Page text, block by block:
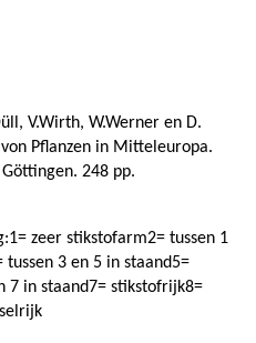
V.Wirth, W.Werner en D.
Pflanzen in Mitteleuropa.
248 pp.
zeer stikstofarm2= tussen 1
3 en 5 in staand5=
7 in staand7= stikstofrijk8=